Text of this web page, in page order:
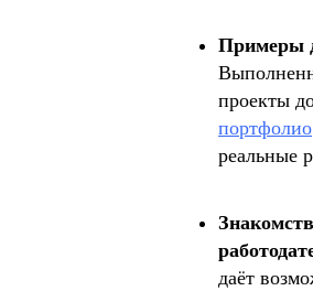
Примеры
проекты
портфолио
реальные
даёт